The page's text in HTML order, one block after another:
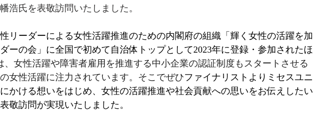
浩氏を表敬訪問いたしました。
リーダーによる女性活躍推進のための内閣府の組織「輝く女性の活躍を加
ーの会」に全国で初めて自治体トップとして2023年に登録・参加されたほ
、女性活躍や障害者雇用を推進する中小企業の認証制度もスタートさせる
女性活躍に注力されています。そこでぜひファイナリストよりミセスユニ
かける想いをはじめ、女性の活躍推進や社会貢献への思いをお伝えしたい
敬訪問が実現いたしました。